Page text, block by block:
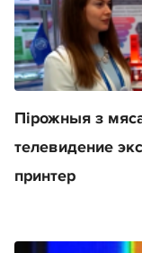
Пірожныя з
телевидение
принтер